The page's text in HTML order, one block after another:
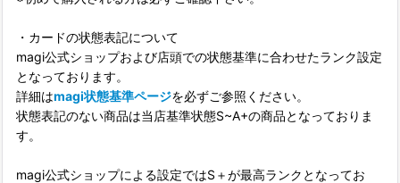
・カードの状態表記について
magi公式ショップおよび店頭での状態基準に合わせたランク設定
となっております。
詳細はmagi状態基準ページを必ずご参照ください。
状態表記のない商品は当店基準状態S~A+の商品となっておりま
す。
magi公式ショップによる設定ではS＋が最高ランクとなってお